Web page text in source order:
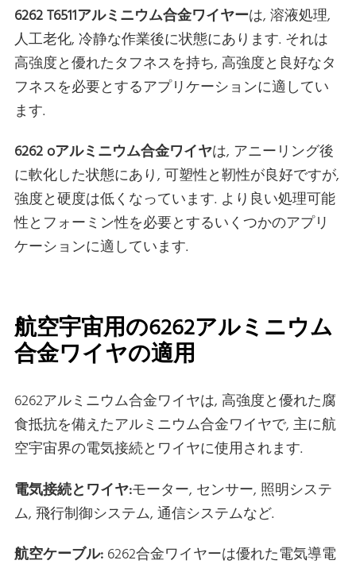
6262 T6511アルミニウム合金ワイヤーは, 溶液処理,
人工老化, 冷静な作業後に状態にあります. それは
高強度と優れたタフネスを持ち, 高強度と良好なタ
フネスを必要とするアプリケーションに適してい
ます.
6262 oアルミニウム合金ワイヤは, アニーリング後
に軟化した状態にあり, 可塑性と靭性が良好ですが,
強度と硬度は低くなっています. より良い処理可能
性とフォーミン性を必要とするいくつかのアプリ
ケーションに適しています.
航空宇宙用の6262アルミニウム
合金ワイヤの適用
6262アルミニウム合金ワイヤは, 高強度と優れた腐
食抵抗を備えたアルミニウム合金ワイヤで, 主に航
空宇宙界の電気接続とワイヤに使用されます.
電気接続とワイヤ:モーター, センサー, 照明システ
ム, 飛行制御システム, 通信システムなど.
航空ケーブル:6262合金ワイヤーは優れた電気導電